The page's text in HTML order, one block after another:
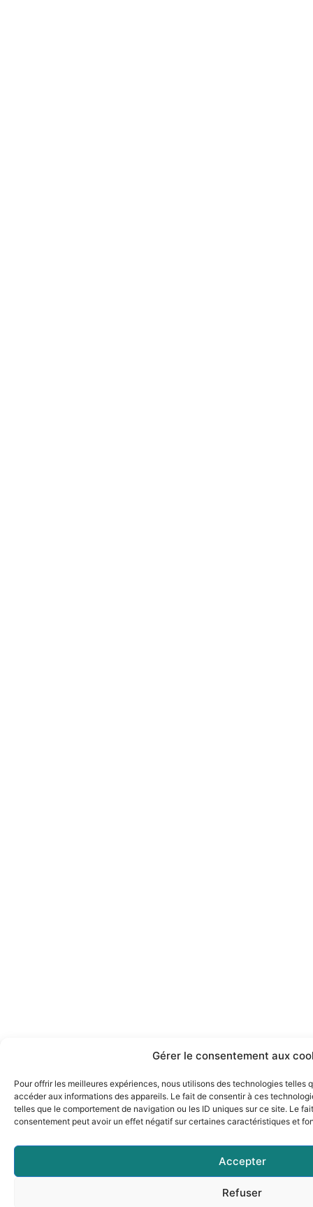
Gérer le consentement aux
Pour offrir les meilleures expériences, nous utilisons des technologies telles
accéder aux informations des appareils. Le fait de consentir à ces
telles que le comportement de navigation ou les ID uniques sur ce site. Le
consentement peut avoir un effet négatif sur certaines caractéristiques et
Accepter
Refuser